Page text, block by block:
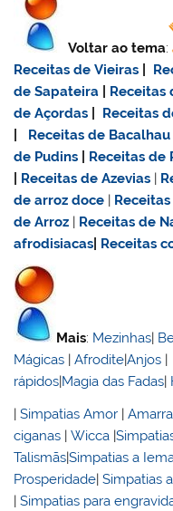
Voltar ao tema:
Receitas de Vieiras
de Sapateira
Receitas
de Açordas
Receitas
Receitas de Bacalhau
de Pudins
Receitas de
Receitas de Azevias |
dearroz doce |
de Arroz | Receitas de
afrodisiacas Receitas
Mais: Mezinhas
Mágicas |Afrodite|Anjos
rápidos Magia das Fadas
|Simpatias Amor |
ciganas |Wicca |
Talismãs|Simpatias a
Prosperidade|Simpatias
|Simpatias para